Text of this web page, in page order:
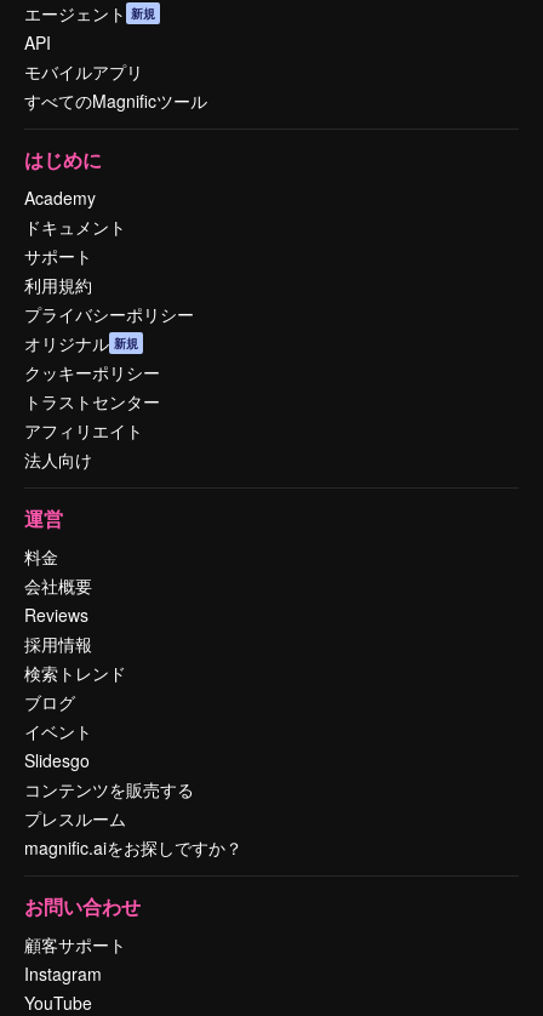
エージェント 新規
API
モバイルアプリ
すべてのMagnificツール
はじめに
Academy
ドキュメント
サポート
利用規約
プライバシーポリシー
オリジナル 新規
クッキーポリシー
トラストセンター
アフィリエイト
法人向け
運営
料金
会社概要
Reviews
採用情報
検索トレンド
ブログ
イベント
Slidesgo
コンテンツを販売する
プレスルーム
magnific.aiをお探しですか？
お問い合わせ
顧客サポート
Instagram
YouTube